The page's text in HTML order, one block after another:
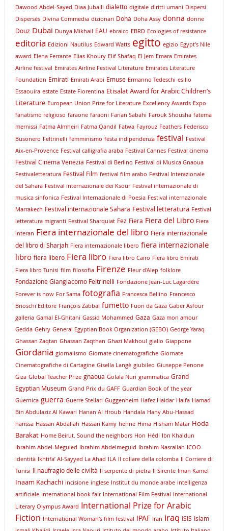
Dawood Abdel-Sayed Diaa Jubaili dialetto digitale diritti umani Dispersi
Dispersés Divina Commedia dizionari Doha Doha Assy donna donne
Douz Dubai Dunya Mikhail EAU ebraico EBRD Ecologies of resistance
editoria Edizioni Nautilus Edward Watts egitto egizio Egypt's Nile
award Elena Ferrante Elias Khoury Elif Shafaq El Jem Emara Emirates
Airline festival Emirates Airline Festival Literature Emirates Literature
Foundation Emirati Emirati Arabi Emuse Ermanno Tedeschi esilio
Essaouira estate Estate Fiorentina Etisalat Award for Arabic Children’s
Literature European Union Prize for Literature Excellency Awards Expo
fanatismo religioso faraone faraoni Farian Sabahi Farouk Shousha fatema
mernissi Fatma Almheiri Fatma Qandil Fatwa Fayrouz Feathers Federisco
Busonero Feltrinelli femminismo festa indipendenza festival Festival
Aix-en-Provence Festival calligrafia araba Festival Cannes Festival cinema
Festival Cinema Venezia Festival di Berlino Festival di Musica Gnaoua
Festivaletteratura Festival Film festival film arabo Festival Interazionale
del Sahara Festival internazionale dei Ksour Festival internazionale di
musica sinfonica Festival Internazionale di Poesia Festival internazionale
Marrakech Festival internazionale Sahara Festival letteratura Festival
letteratura migranti Festival Sharquiat Fez Fiera Fiera del Libro Fiera
Interan Fiera internazionale del libro Fiera internazionale
del libro di Sharjah Fiera internazionale libero fiera internazionale
libro fiera libero Fiera libro Fiera libro Cairo Fiera libro Emirati
Fiera libro Tunisi film filosofia Firenze Fleur d'Alep folklore
Fondazione Giangiacomo Feltrinelli Fondazione Jean-Luc Lagardère
Forever is now For Sama fotografia Francesca Bellino Francesco
Brioschi Editore François Zabbal fumetto Fuori da Gaza Gaber Asfour
galleria Gamal El-Ghitani Gassid Mohammed Gaza Gaza mon amour
Gedda Gehry General Egyptian Book Organization (GEBO) George Yaraq
Ghassan Zaqtan Ghassan Zaqthan Ghazi Makhoul giallo Giappone
Giordania giornalismo Giornate cinematografiche Giornate
Cinematografiche di Cartagine Gisella Langè giubileo Giuseppe Penone
Giza Global Teacher Prize gnaoua Golala Nuri grammatica Grand
Egyptian Museum Grand Prix du GAFF Guardian Book of the year
Guernica guerra Guerre Stellari Guggenheim Hafez Haidar Haifa Hamad
Bin Abdulaziz Al Kawari Hanan Al Hroub Handala Hany Abu-Hassad
harissa Hassan Abdallah Hassan Kamy henne Hima Hisham Matar Hoda
Barakat Home Beirut. Sound the neighbors Hon Hédi Ibn Khaldun
Ibrahim Abdel-Meguied Ibrahim Abdelmeguid Ibrahim Nasrallah ICOO
identità Ikhtifa’ Al-Sayyed La Ahad ILA Il collare della colomba Il Corriere di
Tunisi Il naufragio delle civiltà Il serpente di pietra Il Sirente Iman Kamel
Inaam Kachachi incisione inglese Institut du monde arabe intelligenza
artificiale International book fair International Film Festival International
Literary Olympus Award International Prize for Arabic
Fiction International Woman's film festival IPAF Iran iraq ISIS Islam